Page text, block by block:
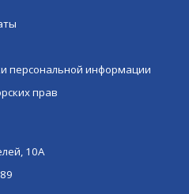
персональной информации
прав
10А